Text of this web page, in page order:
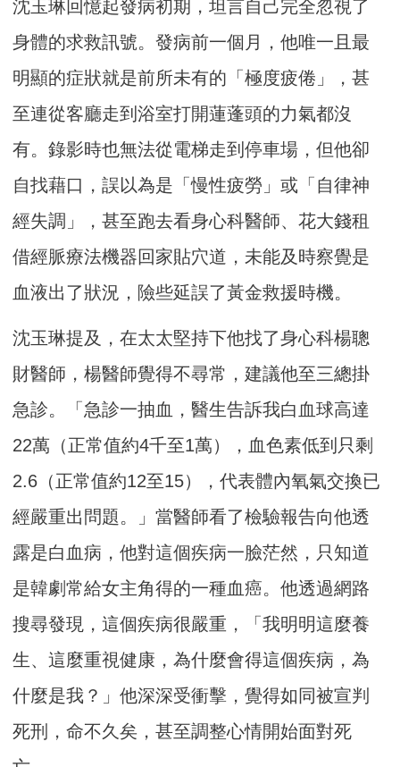
沈玉琳回憶起發病初期，坦言自己完全忽視了
身體的求救訊號。發病前一個月，他唯一且最
明顯的症狀就是前所未有的「極度疲倦」，甚
至連從客廳走到浴室打開蓮蓬頭的力氣都沒
有。錄影時也無法從電梯走到停車場，但他卻
自找藉口，誤以為是「慢性疲勞」或「自律神
經失調」，甚至跑去看身心科醫師、花大錢租
借經脈療法機器回家貼穴道，未能及時察覺是
血液出了狀況，險些延誤了黃金救援時機。
沈玉琳提及，在太太堅持下他找了身心科楊聰
財醫師，楊醫師覺得不尋常，建議他至三總掛
急診。「急診一抽血，醫生告訴我白血球高達
22萬（正常值約4千至1萬），血色素低到只剩
2.6（正常值約12至15），代表體內氧氣交換已
經嚴重出問題。」當醫師看了檢驗報告向他透
露是白血病，他對這個疾病一臉茫然，只知道
是韓劇常給女主角得的一種血癌。他透過網路
搜尋發現，這個疾病很嚴重，「我明明這麼養
生、這麼重視健康，為什麼會得這個疾病，為
什麼是我？」他深深受衝擊，覺得如同被宣判
死刑，命不久矣，甚至調整心情開始面對死